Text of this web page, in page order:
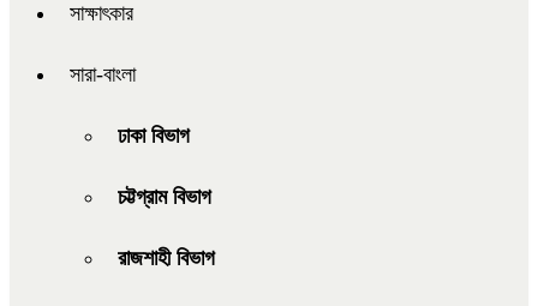
সাক্ষাৎকার
সারা-বাংলা
ঢাকা বিভাগ
চট্টগ্রাম বিভাগ
রাজশাহী বিভাগ